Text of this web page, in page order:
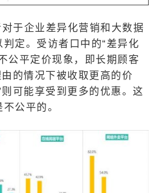
于企业差异化营销和大数据
定。受访者口中的“差异化
公平定价现象，即长期顾客
的情况下被收取更高的价
可能享受到更多的优惠。这
公平的。